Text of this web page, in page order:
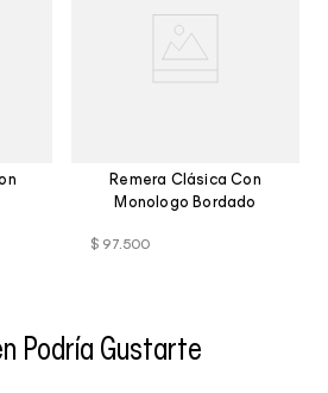
Remera Clásica Con
Monologo Bordado
$ 97.500
Podría Gustarte